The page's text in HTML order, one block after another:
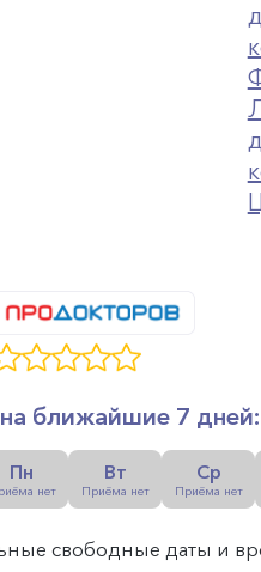
на ближайшие 7 дней:
Пн
нет
Вт
Приёма нет
Ср
Приёма нет
свободные даты и